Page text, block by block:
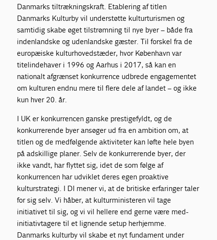
Danmarks tiltrækningskraft. Etablering af titlen
Danmarks Kulturby vil understøtte kulturturismen og
samtidig skabe øget tilstrømning til nye byer – både fra
indenlandske og udenlandske gæster. Til forskel fra de
europæiske kulturhovedstæder, hvor København var
titelindehaver i 1996 og Aarhus i 2017, så kan en
nationalt afgrænset konkurrence udbrede engagementet
om kulturen endnu mere til flere dele af landet – og ikke
kun hver 20. år.
I UK er konkurrencen ganske prestigefyldt, og de
konkurrerende byer ansøger ud fra en ambition om, at
titlen og de medfølgende aktiviteter kan løfte hele byen
på adskillige planer. Selv de konkurrerende byer, der
ikke vandt, har flyttet sig, idet de som følge af
konkurrencen har udviklet deres egen proaktive
kulturstrategi. I DI mener vi, at de britiske erfaringer taler
for sig selv. Vi håber, at kulturministeren vil tage
initiativet til sig, og vi vil hellere end gerne være med-
initiativtagere til et lignende setup herhjemme.
Danmarks kulturby vil skabe et nyt fundament under